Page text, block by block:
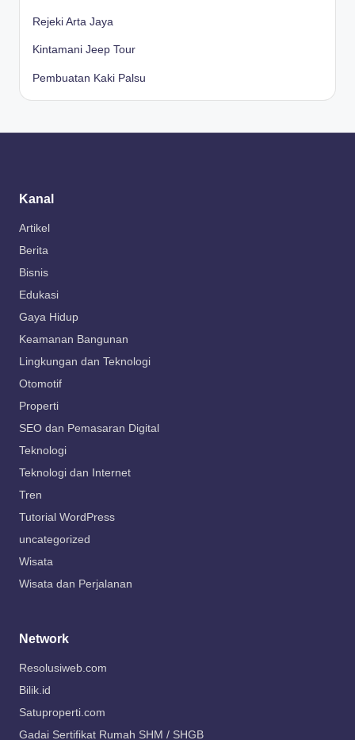
Rejeki Arta Jaya
Kintamani Jeep Tour
Pembuatan Kaki Palsu
Kanal
Artikel
Berita
Bisnis
Edukasi
Gaya Hidup
Keamanan Bangunan
Lingkungan dan Teknologi
Otomotif
Properti
SEO dan Pemasaran Digital
Teknologi
Teknologi dan Internet
Tren
Tutorial WordPress
uncategorized
Wisata
Wisata dan Perjalanan
Network
Resolusiweb.com
Bilik.id
Satuproperti.com
Gadai Sertifikat Rumah SHM / SHGB